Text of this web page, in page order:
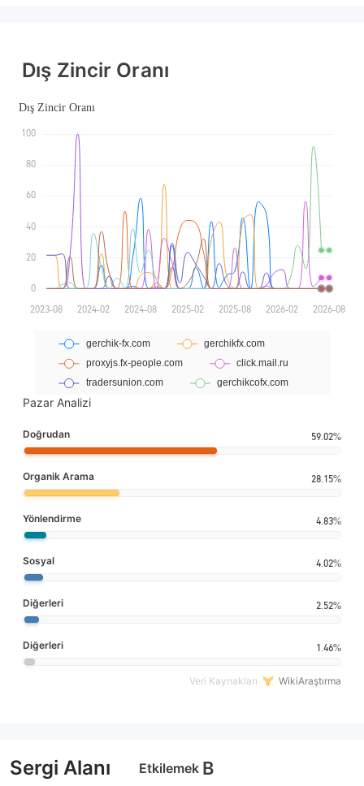
Dış Zincir Oranı
Pazar Analizi
Doğrudan 59.02%
Organik Arama 28.15%
Yönlendirme 4.83%
Sosyal 4.02%
Diğerleri 2.52%
Diğerleri 1.46%
Veri Kaynakları WikiAraştırma
Sergi Alanı Etkilemek B